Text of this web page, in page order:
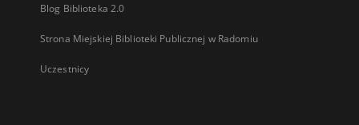
Blog Biblioteka 2.0
Strona Miejskiej Biblioteki Publicznej w Radomiu
Uczestnicy